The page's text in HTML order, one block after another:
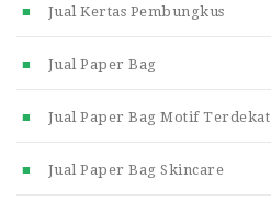
Jual Kertas Pembungkus
Jual Paper Bag
Jual Paper Bag Motif Terdekat
Jual Paper Bag Skincare